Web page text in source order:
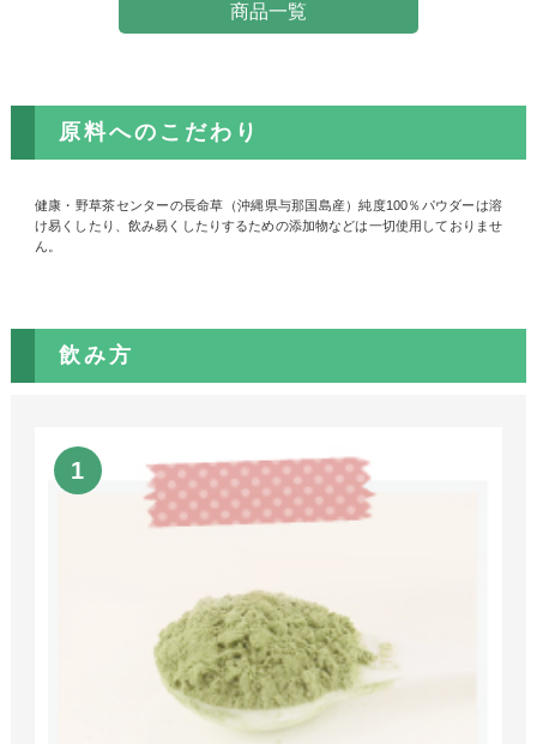
商品一覧
原料へのこだわり
健康・野草茶センターの長命草（沖縄県与那国島産）純度100％パウダーは溶
け易くしたり、飲み易くしたりするための添加物などは一切使用しておりませ
ん。
飲み方